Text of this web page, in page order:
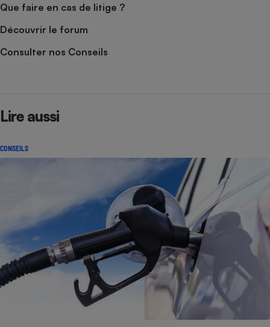
Que faire en cas de litige ?
Découvrir le forum
Consulter nos Conseils
Lire aussi
CONSEILS